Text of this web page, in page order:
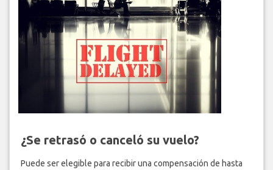
¿Se retrasó o canceló su vuelo?
Puede ser elegible para recibir una compensación de hasta